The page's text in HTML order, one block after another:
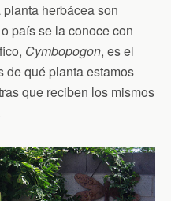
herbácea son
país se la conoce con
Cymbopogon, es el
de qué planta estamos
que reciben los mismos